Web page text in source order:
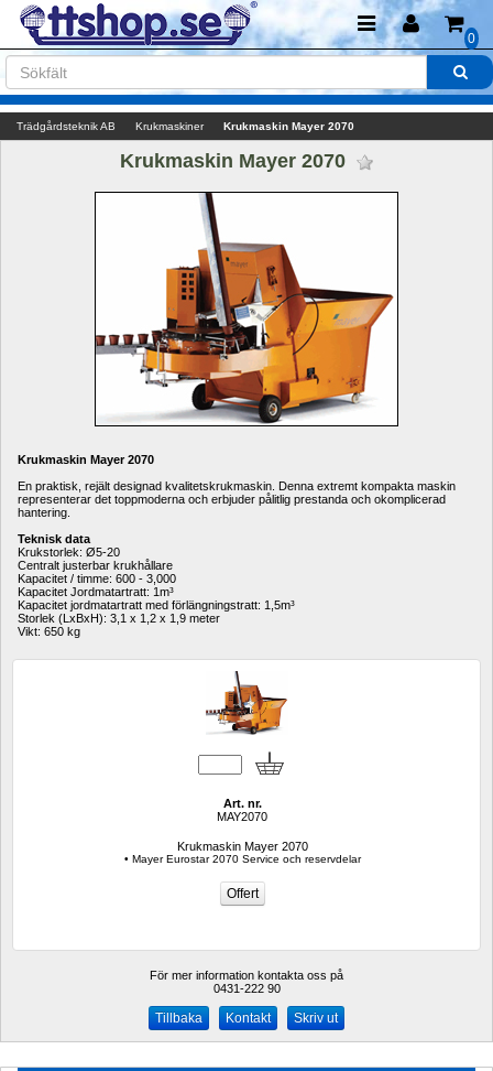
0
Trädgårdsteknik AB Krukmaskiner Krukmaskin Mayer 2070
Krukmaskin Mayer 2070
Krukmaskin Mayer 2070
En praktisk, rejält designad kvalitetskrukmaskin. Denna extremt kompakta maskin
representerar det toppmoderna och erbjuder pålitlig prestanda och okomplicerad
hantering.
Teknisk data
Krukstorlek: Ø5-20
Centralt justerbar krukhållare
Kapacitet / timme: 600 - 3,000
Kapacitet Jordmatartratt: 1m³
Kapacitet jordmatartratt med förlängningstratt: 1,5m³
Storlek (LxBxH): 3,1 x 1,2 x 1,9 meter
Vikt: 650 kg
Art. nr.
MAY2070
Krukmaskin Mayer 2070
• Mayer Eurostar 2070 Service och reservdelar
För mer information kontakta oss på
0431-222 90
Kontakt Skriv ut